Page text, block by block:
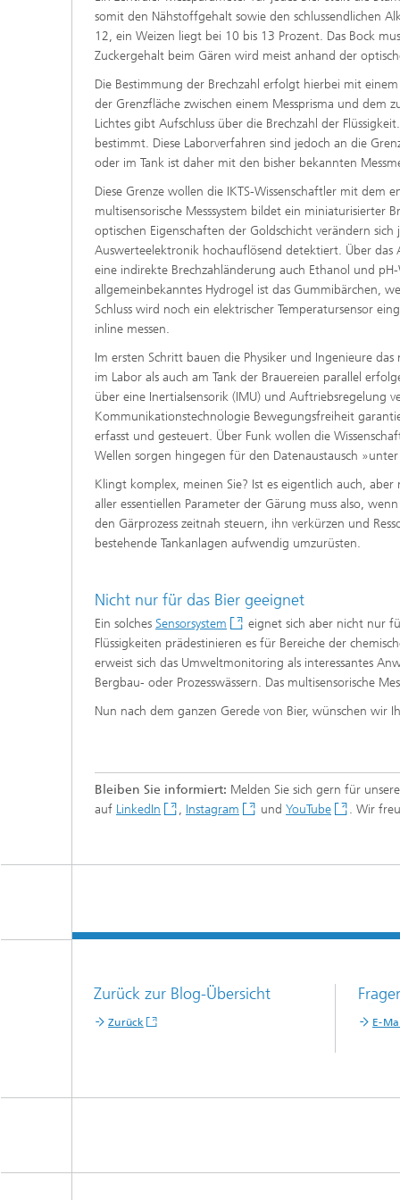
somit den Nähstoffgehalt sowie den schlussendlichen
12, ein Weizen liegt bei 10 bis 13 Prozent. Das Bock
Zuckergehalt beim Gären wird meist anhand der
Die Bestimmung der Brechzahl erfolgt hierbei mit
der Grenzfläche zwischen einem Messprisma und dem
Lichtes gibt Aufschluss über die Brechzahl der
bestimmt. Diese Laborverfahren sind jedoch an die
oder im Tank ist daher mit den bisher bekannten
Diese Grenze wollen die IKTS-Wissenschaftler mit dem
multisensorische Messsystem bildet ein miniaturisierter
optischen Eigenschaften der Goldschicht verändern
Auswerteelektronik hochauflösend detektiert. Über das
eine indirekte Brechzahländerung auch Ethanol und
allgemeinbekanntes Hydrogel ist das Gummibärchen,
Schluss wird noch ein elektrischer Temperatursensor
inline messen.
Im ersten Schritt bauen die Physiker und Ingenieure
im Labor als auch am Tank der Brauereien parallel
über eine Inertialsensorik (IMU) und Auftriebsregelung
Kommunikationstechnologie Bewegungsfreiheit
erfasst und gesteuert. Über Funk wollen die
Wellen sorgen hingegen für den Datenaustausch
Klingt komplex, meinen Sie? Ist es eigentlich auch,
aller essentiellen Parameter der Gärung muss also,
den Gärprozess zeitnah steuern, ihn verkürzen und
bestehende Tankanlagen aufwendig umzurüsten.
Nicht nur für das Bier geeignet
Ein solches Sensorsystem
eignet sich aber nicht nur
Flüssigkeiten prädestinieren es für Bereiche der
erweist sich das Umweltmonitoring als interessantes
Bergbau- oder Prozesswässern. Das multisensorische
Nun nach dem ganzen Gerede von Bier, wünschen wir
Bleiben Sie informiert: Melden Sie sich gern für
auf LinkedIn , Instagram und YouTube . Wir
Zurück zur Blog-Übersicht
Zurück E-